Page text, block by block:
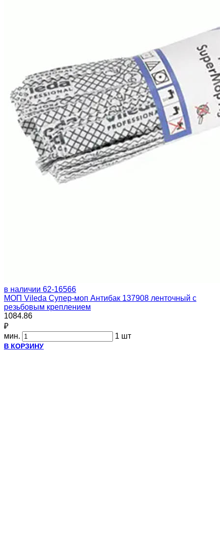
в наличии 62-16566
МОП Vileda Супер-моп Антибак 137908 ленточный с
резьбовым креплением
1084.86
₽
мин.
1 шт
В КОРЗИНУ